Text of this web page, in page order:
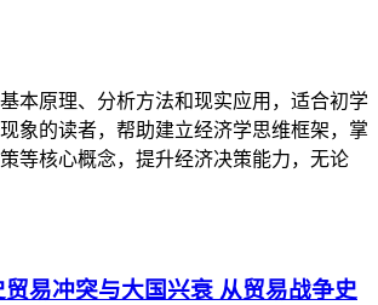
本原理、分析方法和现实应用，适合初学
象的读者，帮助建立经济学思维框架，掌
等核心概念，提升经济决策能力，无论
易冲突与大国兴衰 从贸易战争史